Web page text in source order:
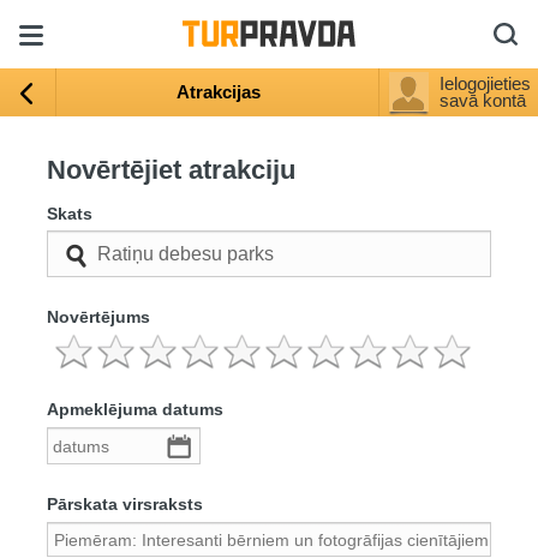
Atrakcijas
Ielogojieties
savā kontā
Novērtējiet atrakciju
Skats
Novērtējums
Apmeklējuma datums
Pārskata virsraksts